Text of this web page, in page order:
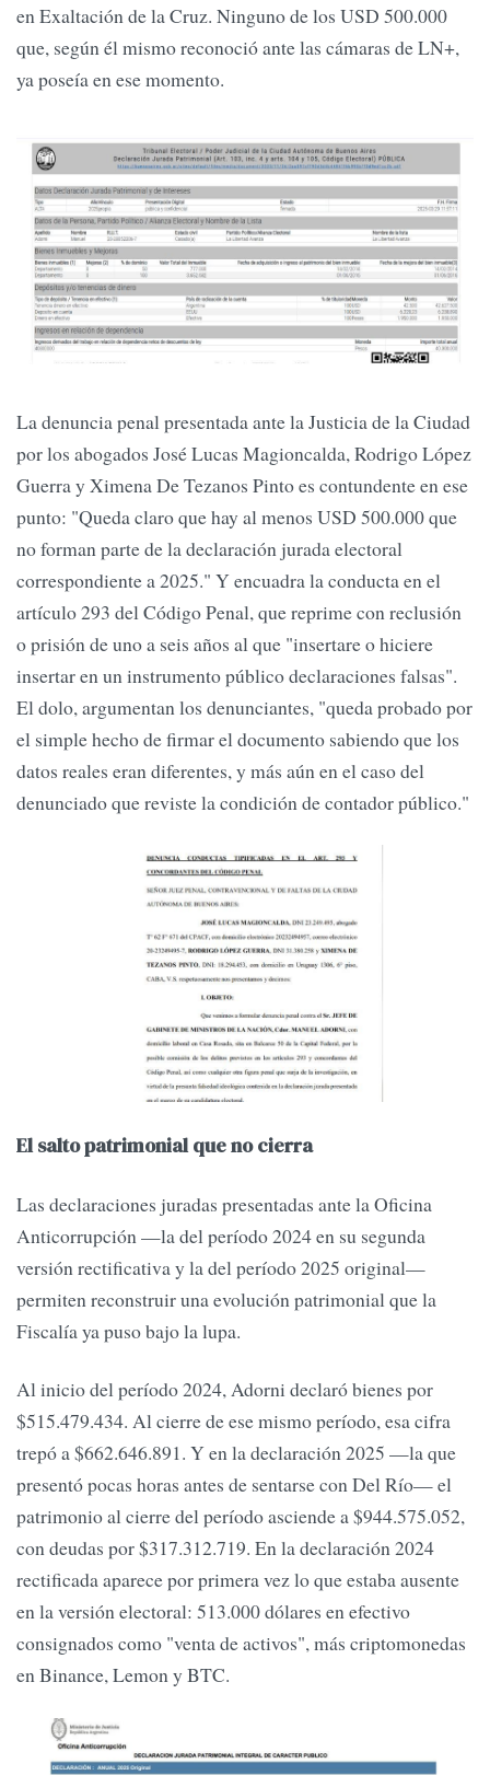
en Exaltación de la Cruz. Ninguno de los USD 500.000
que, según él mismo reconoció ante las cámaras de LN+,
ya poseía en ese momento.
La denuncia penal presentada ante la Justicia de la Ciudad
por los abogados José Lucas Magioncalda, Rodrigo López
Guerra y Ximena De Tezanos Pinto es contundente en ese
punto: "Queda claro que hay al menos USD 500.000 que
no forman parte de la declaración jurada electoral
correspondiente a 2025." Y encuadra la conducta en el
artículo 293 del Código Penal, que reprime con reclusión
o prisión de uno a seis años al que "insertare o hiciere
insertar en un instrumento público declaraciones falsas".
El dolo, argumentan los denunciantes, "queda probado por
el simple hecho de firmar el documento sabiendo que los
datos reales eran diferentes, y más aún en el caso del
denunciado que reviste la condición de contador público."
El salto patrimonial que no cierra
Las declaraciones juradas presentadas ante la Oficina
Anticorrupción —la del período 2024 en su segunda
versión rectificativa y la del período 2025 original—
permiten reconstruir una evolución patrimonial que la
Fiscalía ya puso bajo la lupa.
Al inicio del período 2024, Adorni declaró bienes por
$515.479.434. Al cierre de ese mismo período, esa cifra
trepó a $662.646.891. Y en la declaración 2025 —la que
presentó pocas horas antes de sentarse con Del Río— el
patrimonio al cierre del período asciende a $944.575.052,
con deudas por $317.312.719. En la declaración 2024
rectificada aparece por primera vez lo que estaba ausente
en la versión electoral: 513.000 dólares en efectivo
consignados como "venta de activos", más criptomonedas
en Binance, Lemon y BTC.